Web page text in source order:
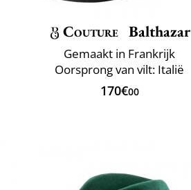
Couture Balthazar
Gemaakt in Frankrijk
Oorsprong van vilt: Italië
170€00